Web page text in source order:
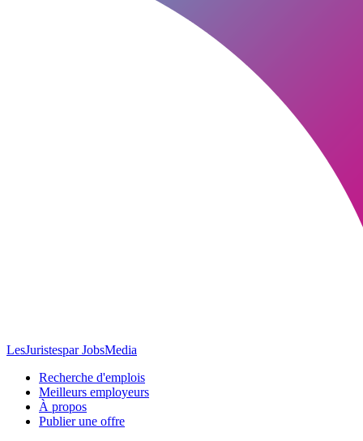
LesJuristespar JobsMedia
Recherche d'emplois
Meilleurs employeurs
À propos
Publier une offre